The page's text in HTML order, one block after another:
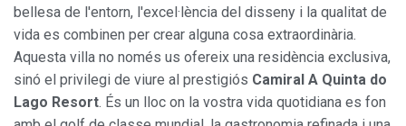
bellesa de l'entorn, l'excel·lència del disseny i la qualitat de
vida es combinen per crear alguna cosa extraordinària.
Aquesta villa no només us ofereix una residència exclusiva,
sinó el privilegi de viure al prestigiós Camiral A Quinta do
Lago Resort. És un lloc on la vostra vida quotidiana es fon